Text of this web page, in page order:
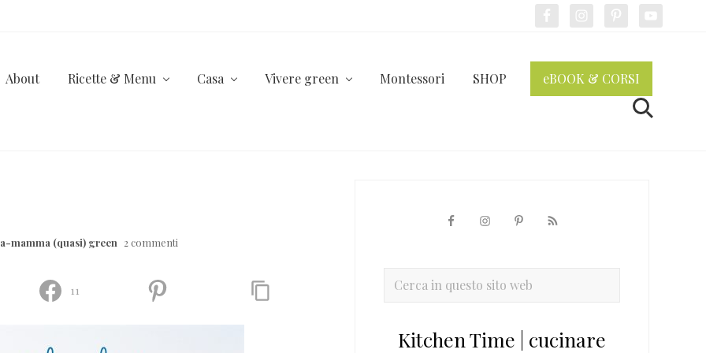
About Ricette & Menu Casa Vivere green Montessori SHOP eBOOK & CORSI
Cerca
mamma (quasi) green 2 commenti
11
primaria
Cerca
sitoKitchen Time | cucinare